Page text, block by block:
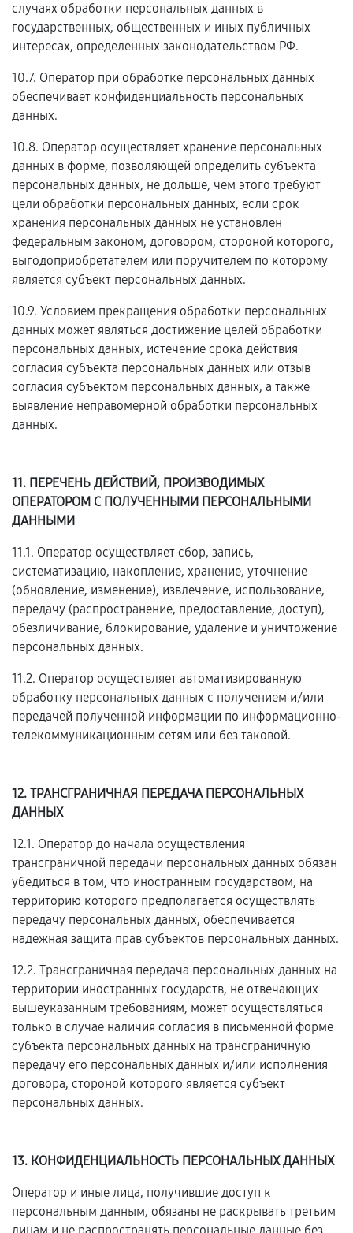
случаях обработки персональных данных в
государственных, общественных и иных публичных
интересах, определенных законодательством РФ.
10.7. Оператор при обработке персональных данных
обеспечивает конфиденциальность персональных
данных.
10.8. Оператор осуществляет хранение персональных
данных в форме, позволяющей определить субъекта
персональных данных, не дольше, чем этого требуют
цели обработки персональных данных, если срок
хранения персональных данных не установлен
федеральным законом, договором, стороной которого,
выгодоприобретателем или поручителем по которому
является субъект персональных данных.
10.9. Условием прекращения обработки персональных
данных может являться достижение целей обработки
персональных данных, истечение срока действия
согласия субъекта персональных данных или отзыв
согласия субъектом персональных данных, а также
выявление неправомерной обработки персональных
данных.
11. ПЕРЕЧЕНЬ ДЕЙСТВИЙ, ПРОИЗВОДИМЫХ
ОПЕРАТОРОМ С ПОЛУЧЕННЫМИ ПЕРСОНАЛЬНЫМИ
ДАННЫМИ
11.1. Оператор осуществляет сбор, запись,
систематизацию, накопление, хранение, уточнение
(обновление, изменение), извлечение, использование,
передачу (распространение, предоставление, доступ),
обезличивание, блокирование, удаление и уничтожение
персональных данных.
11.2. Оператор осуществляет автоматизированную
обработку персональных данных с получением и/или
передачей полученной информации по информационно-
телекоммуникационным сетям или без таковой.
12. ТРАНСГРАНИЧНАЯ ПЕРЕДАЧА ПЕРСОНАЛЬНЫХ
ДАННЫХ
12.1. Оператор до начала осуществления
трансграничной передачи персональных данных обязан
убедиться в том, что иностранным государством, на
территорию которого предполагается осуществлять
передачу персональных данных, обеспечивается
надежная защита прав субъектов персональных данных.
12.2. Трансграничная передача персональных данных на
территории иностранных государств, не отвечающих
вышеуказанным требованиям, может осуществляться
только в случае наличия согласия в письменной форме
субъекта персональных данных на трансграничную
передачу его персональных данных и/или исполнения
договора, стороной которого является субъект
персональных данных.
13. КОНФИДЕНЦИАЛЬНОСТЬ ПЕРСОНАЛЬНЫХ ДАННЫХ
Оператор и иные лица, получившие доступ к
персональным данным, обязаны не раскрывать третьим